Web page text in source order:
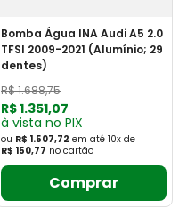
Bomba Água INA Audi A5 2.0
TFSI 2009-2021 (Alumínio; 29
dentes)
R$1.688,75
R$1.351,07
à vista no PIX
ou R$ 1.507,72 em até 10x de
R$ 150,77 no cartão
Comprar